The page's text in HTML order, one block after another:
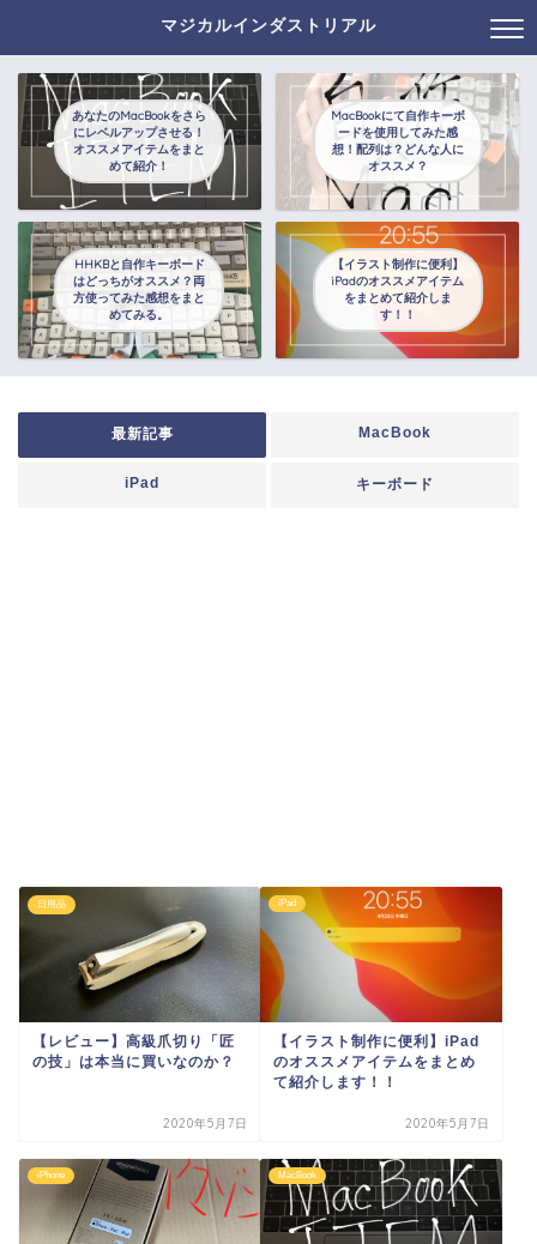
マジカルインダストリアル
あなたのMacBookをさら
にレベルアップさせる！
オススメアイテムをまと
めて紹介！
MacBookにて自作キーボ
ードを使用してみた感
想！配列は？どんな人に
オススメ？
HHKBと自作キーボード
はどっちがオススメ？両
方使ってみた感想をまと
めてみる。
【イラスト制作に便利】
iPadのオススメアイテム
をまとめて紹介しま
す！！
最新記事 MacBook
iPad キーボード
日用品
【レビュー】高級爪切り「匠
の技」は本当に買いなのか？
2020年5月7日
iPad
【イラスト制作に便利】iPad
のオススメアイテムをまとめ
て紹介します！！
2020年5月7日
iPhone MacBook